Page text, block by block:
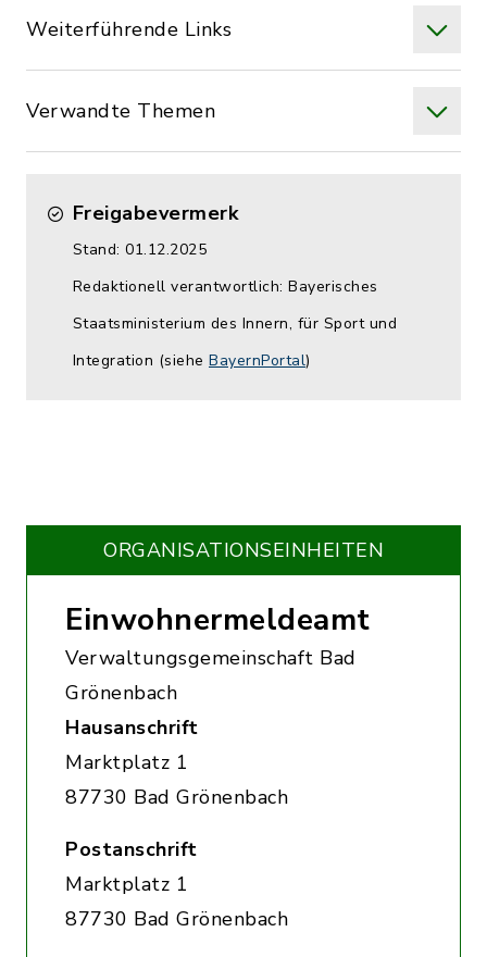
Weiterführende Links
Verwandte Themen
Freigabevermerk
Stand: 01.12.2025
Redaktionell verantwortlich: Bayerisches
Staatsministerium des Innern, für Sport und
Integration (siehe BayernPortal)
ORGANISATIONS­EINHEITEN
Einwohnermeldeamt
Verwaltungsgemeinschaft Bad
Grönenbach
Hausanschrift
Marktplatz 1
87730 Bad Grönenbach
Postanschrift
Marktplatz 1
87730 Bad Grönenbach